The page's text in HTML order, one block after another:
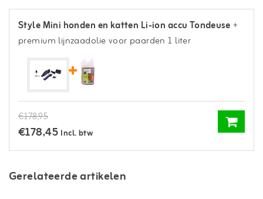
Style Mini honden en katten Li-ion accu Tondeuse+
premium lijnzaadolie voor paarden 1 liter
€178,95
€178,45 Incl. btw
Gerelateerde artikelen